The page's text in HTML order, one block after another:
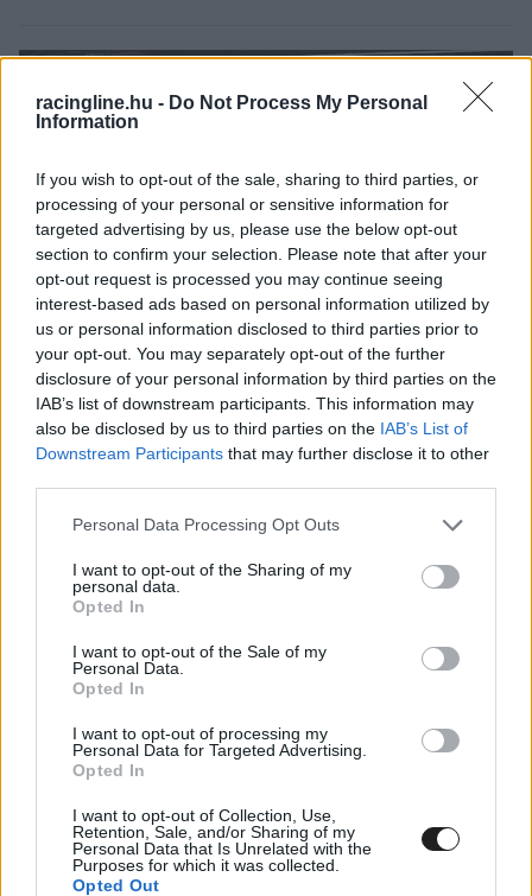
racingline.hu - Do Not Process My Personal
Information
If you wish to opt-out of the sale, sharing to third parties, or
processing of your personal or sensitive information for
targeted advertising by us, please use the below opt-out
section to confirm your selection. Please note that after your
opt-out request is processed you may continue seeing
interest-based ads based on personal information utilized by
us or personal information disclosed to third parties prior to
your opt-out. You may separately opt-out of the further
disclosure of your personal information by third parties on the
IAB’s list of downstream participants. This information may
also be disclosed by us to third parties on the IAB’s List of
Downstream Participants that may further disclose it to other
Please note that this website/app uses one or more Google
not limited to your visit or usage behaviour. You may click to
grant or deny consent to Google and its third-party tags to
use your data for below specified purposes in below Google
consent section.
Personal Data Processing Opt Outs
I want to opt-out of the Sharing of my
personal data.
Opted In
I want to opt-out of the Sale of my
Personal Data.
Opted In
I want to opt-out of processing my
Personal Data for Targeted Advertising.
Opted In
I want to opt-out of Collection, Use,
Retention, Sale, and/or Sharing of my
Personal Data that Is Unrelated with the
Purposes for which it was collected.
Opted Out
FORMA-1 / 2021. NOV. 10.
A Ferrari elnökének a testvére
beszólt az Alfa Romeónak
Giovinazzi miatt
Már csak egy hely kiadó a 2022-es Forma-1-es rajtrácson, az
pedig az Alfa Romeo csapatánál. A visszavonuló Kimi
Räikkönen helyére a honfitárs Valtteri Bottas érkezik, és a
támogatott Antonio Giovinazzi számára sem lesz maradás
Hinwilben. Ám az olasz egyelőre semmi biztosat nem tud,